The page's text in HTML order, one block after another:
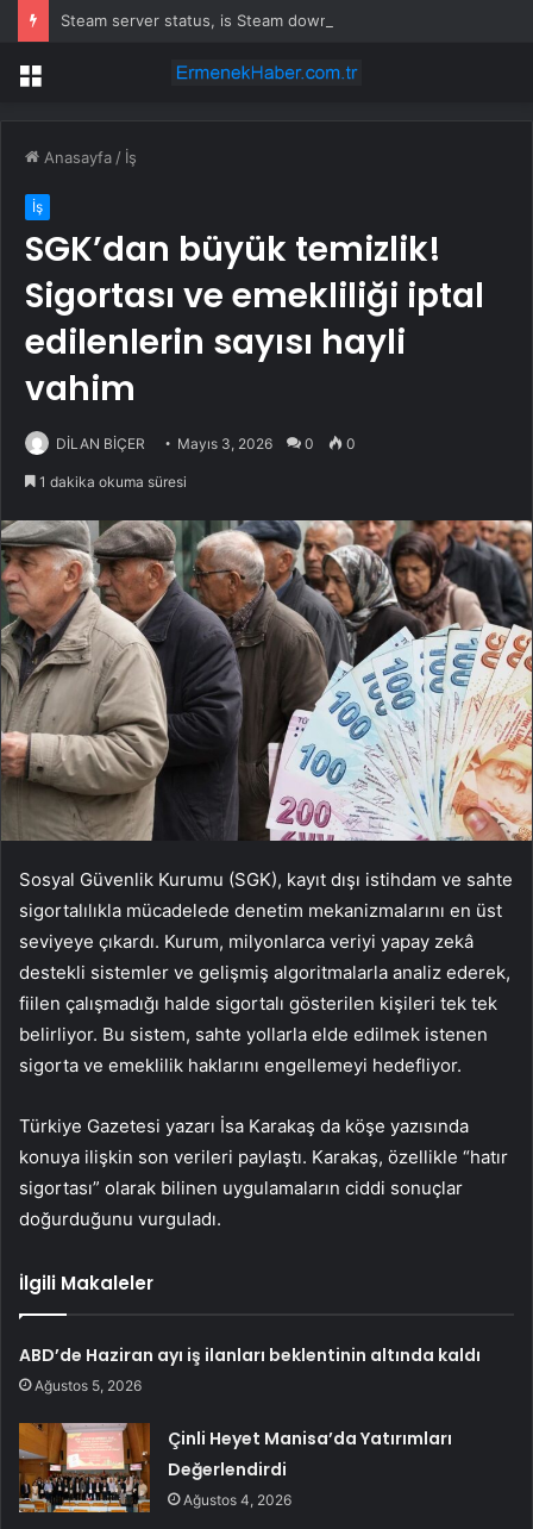
Menü
Anasayfa / İş
İş
SGK’dan büyük temizlik!
Sigortası ve emekliliği iptal
edilenlerin sayısı hayli
vahim
DİLAN BİÇER Mayıs 3, 2026 0 0
1 dakika okuma süresi
Sosyal Güvenlik Kurumu (SGK), kayıt dışı istihdam ve sahte
sigortalılıkla mücadelede denetim mekanizmalarını en üst
seviyeye çıkardı. Kurum, milyonlarca veriyi yapay zekâ
destekli sistemler ve gelişmiş algoritmalarla analiz ederek,
fiilen çalışmadığı halde sigortalı gösterilen kişileri tek tek
belirliyor. Bu sistem, sahte yollarla elde edilmek istenen
sigorta ve emeklilik haklarını engellemeyi hedefliyor.
Türkiye Gazetesi yazarı İsa Karakaş da köşe yazısında
konuya ilişkin son verileri paylaştı. Karakaş, özellikle “hatır
sigortası” olarak bilinen uygulamaların ciddi sonuçlar
doğurduğunu vurguladı.
İlgili Makaleler
ABD’de Haziran ayı iş ilanları beklentinin altında kaldı
Ağustos 5, 2026
Çinli Heyet Manisa’da Yatırımları
Değerlendirdi
Ağustos 4, 2026